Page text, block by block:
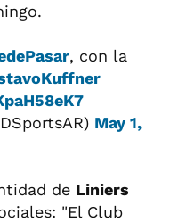
, con la
May 1,
de Liniers
"El Club